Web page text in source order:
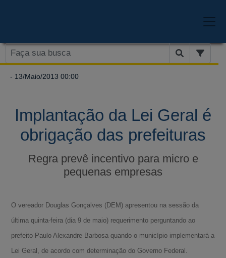
- 13/Maio/2013 00:00
Implantação da Lei Geral é
obrigação das prefeituras
Regra prevê incentivo para micro e
pequenas empresas
O vereador Douglas Gonçalves (DEM) apresentou na sessão da
última quinta-feira (dia 9 de maio) requerimento perguntando ao
prefeito Paulo Alexandre Barbosa quando o município implementará a
Lei Geral, de acordo com determinação do Governo Federal.